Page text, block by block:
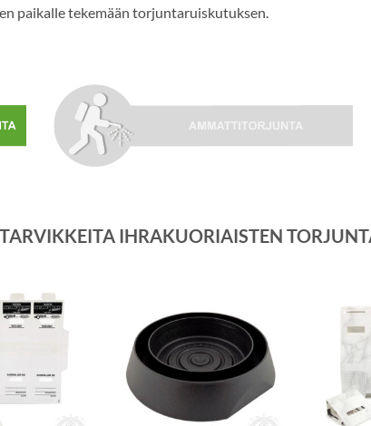
paikalle tekemään torjuntaruiskutuksen.
TARVIKKEITA IHRAKUORIAISTEN
Lisää
Lisää
toivelistalle